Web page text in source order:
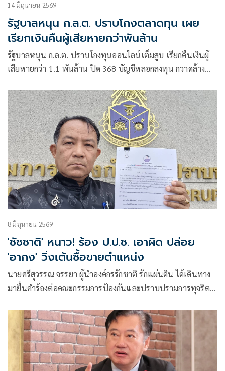
14 มิถุนายน 2569
รัฐบาลหนุน ก.ล.ต. ปราบโกงตลาดทุน เผย
เรียกเงินคืนผู้เสียหายกว่าพันล้าน
รัฐบาลหนุน ก.ล.ต. ปราบโกงทุนออนไลน์เต็มสูบ เรียกคืนเงินผู้
เสียหายกว่า 1.1 พันล้าน ปิด 368 บัญชีหลอกลงทุน กวาดล้าง
8 มิถุนายน 2569
'ชัชชาติ' หนาว! ร้อง ป.ป.ช. เอาผิด ปล่อย
'อากง' วิ่งเต้นซื้อขายตำแหน่ง
นายศรีสุวรรณ จรรยา ผู้นำองค์กรรักชาติ รักแผ่นดิน ได้เดินทาง
มายื่นคำร้องต่อคณะกรรมการป้องกันและปราบปรามการทุจริต
พันธุ์